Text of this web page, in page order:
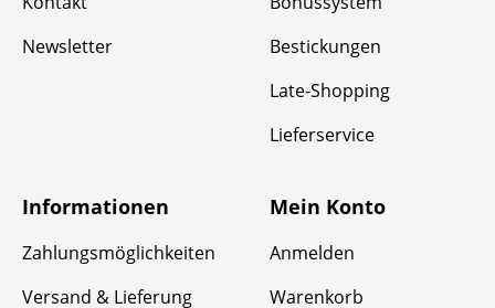
Newsletter
Bestickungen
Late-Shopping
Lieferservice
Informationen
Zahlungsmöglichkeiten
Versand & Lieferung
Mein Konto
Anmelden
Warenkorb